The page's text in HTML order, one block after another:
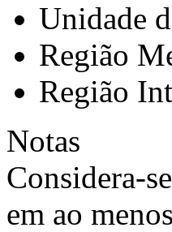
Unidade
Região
Região
Notas
Considera-
em ao